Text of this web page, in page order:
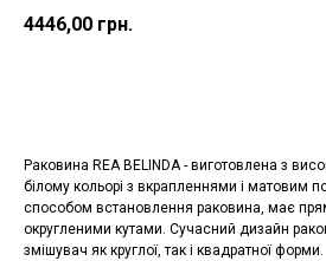
4446,00 грн.
Раковина REA BELINDA - виготовлена з
білому кольорі з вкрапленнями і матовим
способом встановлення раковина, має
округленими кутами. Сучасний дизайн
змішувач як круглої, так і квадратної форми.